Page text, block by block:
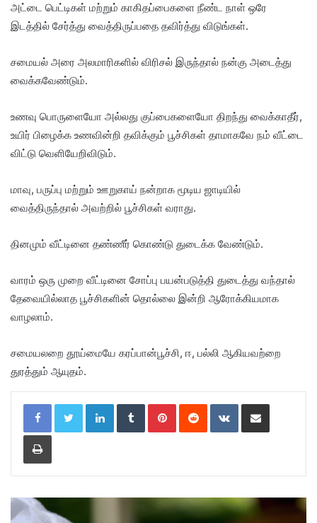
அட்டை பெட்டிகள் மற்றும் காகிதப்பைகளை நீண்ட நாள் ஒரே
இடத்தில் சேர்த்து வைத்திருப்பதை தவிர்த்து விடுங்கள்.
சமையல் அரை அலமாரிகளில் விரிசல் இருந்தால் நன்கு அடைத்து
வைக்கவேண்டும்.
உணவு பொருளையோ அல்லது குப்பைகளையோ திறந்து வைக்காதீர்,
உயிர் பிழைக்க உணவின்றி தவிக்கும் பூச்சிகள் தாமாகவே நம் வீட்டை
விட்டு வெளியேறிவிடும்.
மாவு, பருப்பு மற்றும் ஊறுகாய் நன்றாக மூடிய ஜாடியில்
வைத்திருந்தால் அவற்றில் பூச்சிகள் வராது.
தினமும் வீட்டினை தண்ணீர் கொண்டு துடைக்க வேண்டும்.
வாரம் ஒரு முறை வீட்டினை சோப்பு பயன்படுத்தி துடைத்து வந்தால்
தேவையில்லாத பூச்சிகளின் தொல்லை இன்றி ஆரோக்கியமாக
வாழலாம்.
சமையலறை தூய்மையே கரப்பான்பூச்சி, ஈ, பல்லி ஆகியவற்றை
துரத்தும் ஆயுதம்.
LinkedIn Tumblr Pinterest Reddit VKontakte
Print